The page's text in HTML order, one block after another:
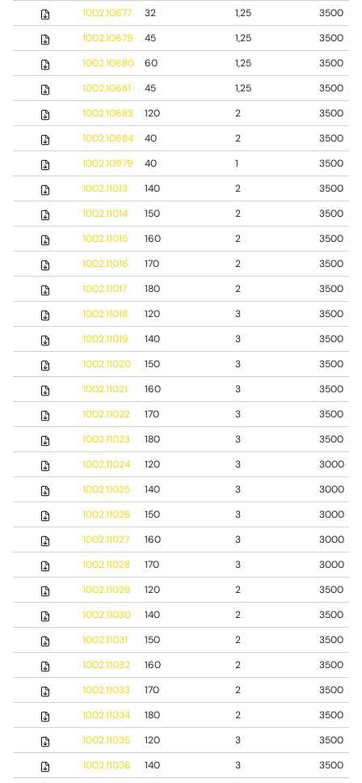
1002.10677
32 1,25
3500
1002.10679
45 1,25
3500
1002.10680
60 1,25
3500
1002.10681
45 1,25
3500
1002.10683
120 2
3500
1002.10684
40 2
3500
1002.10979
40 1
3500
1002.11013
140 2
3500
1002.11014
150 2
3500
1002.11015
160 2
3500
1002.11016
170 2
3500
1002.11017
180 2
3500
1002.11018
120 3
3500
1002.11019
140 3
3500
1002.11020
150 3
3500
1002.11021
160 3
3500
1002.11022
170 3
3500
1002.11023
180 3
3500
1002.11024
120 3
3000
1002.11025
140 3
3000
1002.11026
150 3
3000
1002.11027
160 3
3000
1002.11028
170 3
3000
1002.11029
120 2
3500
1002.11030
140 2
3500
1002.11031
150 2
3500
1002.11032
160 2
3500
1002.11033
170 2
3500
1002.11034
180 2
3500
1002.11035
120 3
3500
1002.11036
140 3
3500